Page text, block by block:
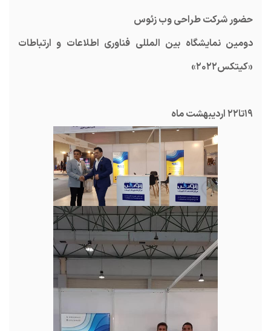
حضور شرکت طراحی وب زئوس
‎دومین نمایشگاه بین المللی فناوری اطلاعات و ارتباطات
«کیتکس۲۰۲۲»
۱۹تا۲۲ اردیبهشت ماه